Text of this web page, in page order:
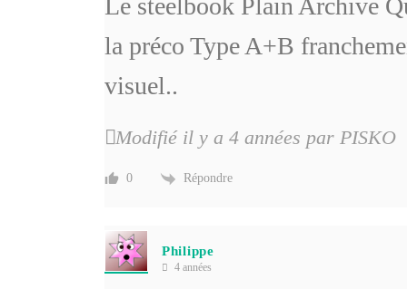
Le steelbook Plain Archive
la préco Type A+B
visuel..
Modifié il y a 4 années par PISKO
0 Répondre
Philippe
4 années